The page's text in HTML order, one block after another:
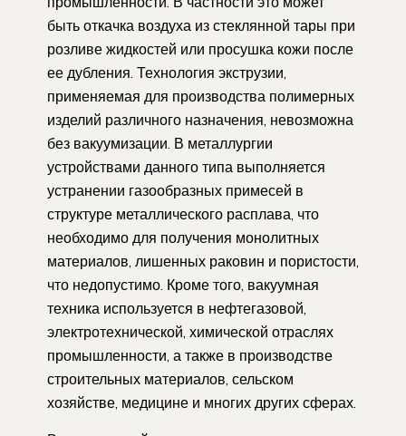
быть откачка воздуха из стеклянной тары при
розливе жидкостей или просушка кожи после
ее дубления. Технология экструзии,
применяемая для производства полимерных
изделий различного назначения, невозможна
без вакуумизации. В металлургии
устройствами данного типа выполняется
устранении газообразных примесей в
структуре металлического расплава, что
необходимо для получения монолитных
материалов, лишенных раковин и пористости,
что недопустимо. Кроме того, вакуумная
техника используется в нефтегазовой,
электротехнической, химической отраслях
промышленности, а также в производстве
строительных материалов, сельском
хозяйстве, медицине и многих других сферах.